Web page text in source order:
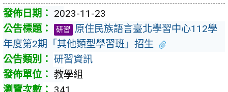
2023-11-23
研習
原住民族語言臺北學習中心112學
年度第2期「其他類型學習班」招生
研習資訊
教學組